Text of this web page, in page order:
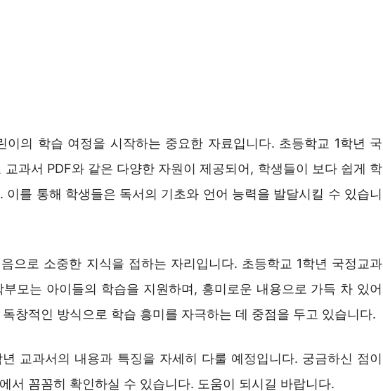
이의 학습 여정을 시작하는 중요한 자료입니다. 초등학교 1학년 국
교과서 PDF와 같은 다양한 자원이 제공되어, 학생들이 보다 쉽게 학
이를 통해 학생들은 독서의 기초와 언어 능력을 발달시킬 수 있습니
으로 소중한 지식을 접하는 자리입니다. 초등학교 1학년 국정교과
모는 아이들의 학습을 지원하며, 흥미로운 내용으로 가득 차 있어
창적인 방식으로 학습 흥미를 자극하는 데 중점을 두고 있습니다.
교과서의 내용과 특징을 자세히 다룰 예정입니다. 궁금하신 점이
서 꼼꼼히 확인하실 수 있습니다. 도움이 되시길 바랍니다.